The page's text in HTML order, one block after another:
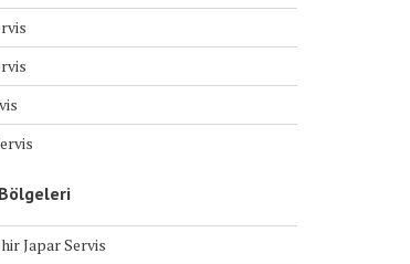
Japar Servis